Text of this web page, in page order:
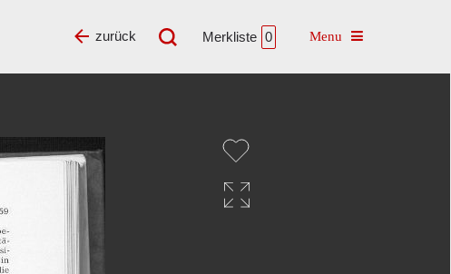
Merkliste 0 Toggle navigation
zurück